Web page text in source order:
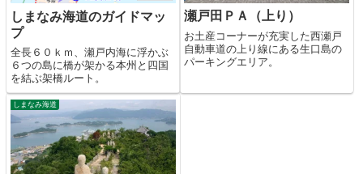
しまなみ海道のガイドマッ
プ
全長６０ｋｍ、瀬戸内海に浮かぶ
６つの島に橋が架かる本州と四国
を結ぶ架橋ルート。
瀬戸田ＰＡ（上り）
お土産コーナーが充実した西瀬戸
自動車道の上り線にある生口島の
パーキングエリア。
しまなみ海道